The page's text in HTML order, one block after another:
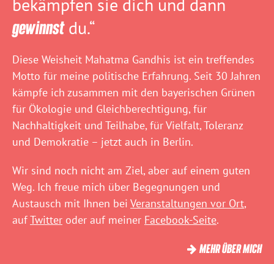
bekämpfen sie dich und dann
gewinnstdu.“
Diese Weisheit Mahatma Gandhis ist ein treffendes
Motto für meine politische Erfahrung. Seit 30 Jahren
kämpfe ich zusammen mit den bayerischen Grünen
für Ökologie und Gleichberechtigung, für
Nachhaltigkeit und Teilhabe, für Vielfalt, Toleranz
und Demokratie – jetzt auch in Berlin.
Wir sind noch nicht am Ziel, aber auf einem guten
Weg. Ich freue mich über Begegnungen und
Austausch mit Ihnen bei Veranstaltungen vor Ort,
aufTwitter oder auf meiner Facebook-Seite.
MEHR ÜBER MICH